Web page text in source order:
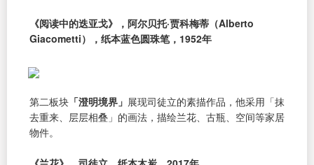
《阅读中的迭亚戈》，阿尔贝托·贾科梅蒂（Alberto
Giacometti），纸本蓝色圆珠笔，1952年
第二板块 「澄明境界」 展现司徒立的素描作品，他采用「抹
去重来、层层相叠」的画法，描绘兰花、古瓶、空间等家居
物件。